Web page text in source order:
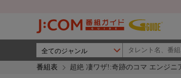
番組表 超絶 凄ワザ!:奇跡のコマ エンジ